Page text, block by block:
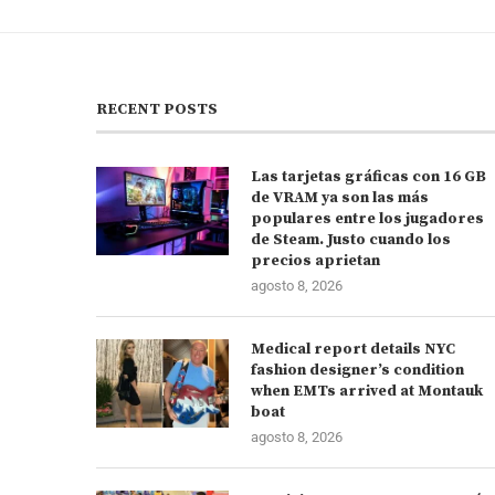
RECENT POSTS
Las tarjetas gráficas con 16 GB
de VRAM ya son las más
populares entre los jugadores
de Steam. Justo cuando los
precios aprietan
agosto 8, 2026
Medical report details NYC
fashion designer’s condition
when EMTs arrived at Montauk
boat
agosto 8, 2026